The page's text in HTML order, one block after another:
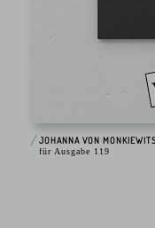
JOHANNA VON
für Ausgabe 119